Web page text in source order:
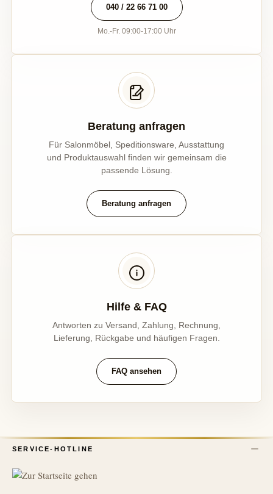
040 / 22 66 71 00
Mo.-Fr. 09:00-17:00 Uhr
Beratung anfragen
Für Salonmöbel, Speditionsware, Ausstattung
und Produktauswahl finden wir gemeinsam die
passende Lösung.
Beratung anfragen
Hilfe & FAQ
Antworten zu Versand, Zahlung, Rechnung,
Lieferung, Rückgabe und häufigen Fragen.
FAQ ansehen
SERVICE-HOTLINE